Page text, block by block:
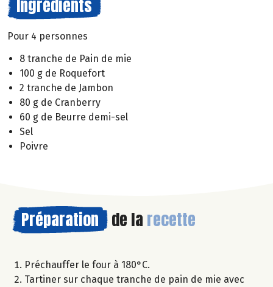
Ingrédients
Pour 4 personnes
8 tranche de Pain de mie
100 g de Roquefort
2 tranche de Jambon
80 g de Cranberry
60 g de Beurre demi-sel
Sel
Poivre
Préparation de la recette
Préchauffer le four à 180°C.
Tartiner sur chaque tranche de pain de mie avec